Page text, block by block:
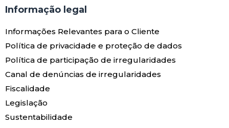
Informação legal
Informações Relevantes para o Cliente
Política de privacidade e proteção de dados
Política de participação de irregularidades
Canal de denúncias de irregularidades
Fiscalidade
Legislação
Sustentabilidade